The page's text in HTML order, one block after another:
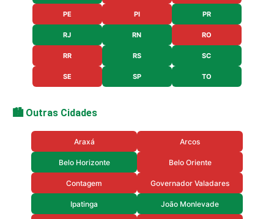
PE PI PR
RJ RN RO
RR RS SC
SE SP TO
🏙️ Outras Cidades
Araxá Arcos
Belo Horizonte Belo Oriente
Contagem Governador Valadares
Ipatinga João Monlevade